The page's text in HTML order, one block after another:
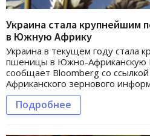
Украина стала крупнейшим
в Южную Африку
Украина в текущем году стала
пшеницы в Южно-Африканскую
сообщает Bloomberg со
Африканского зернового
Подробнее